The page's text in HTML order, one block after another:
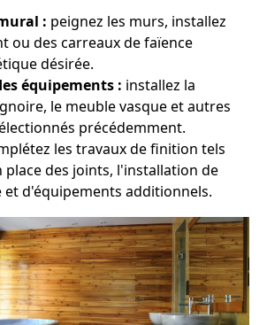
: peignez les murs, installez
ou des carreaux de faïence
désirée.
équipements : installez la
le meuble vasque et autres
précédemment.
les travaux de finition tels
place des joints, l'installation de
d'équipements additionnels.